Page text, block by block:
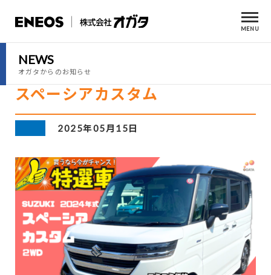
MENU
NEWS
オガタからのお知らせ
スペーシアカスタム
2025年05月15日